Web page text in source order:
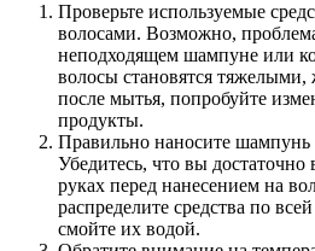
Проверьте используемые
волосами. Возможно,
неподходящем шампуне или
волосы становятся
после мытья, попробуйте
продукты.
Правильно наносите шампунь
Убедитесь, что вы достаточно
руках перед нанесением на
распределите средства по
смойте их водой.